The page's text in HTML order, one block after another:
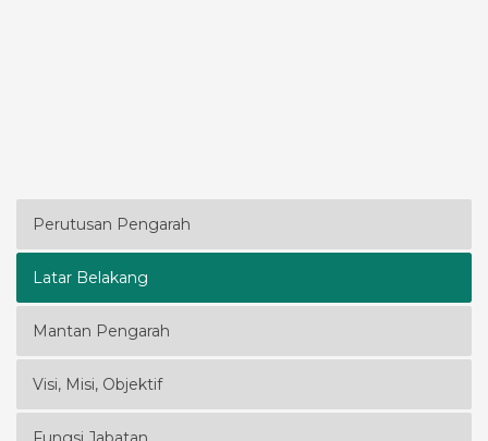
Perutusan Pengarah
Latar Belakang
Mantan Pengarah
Visi, Misi, Objektif